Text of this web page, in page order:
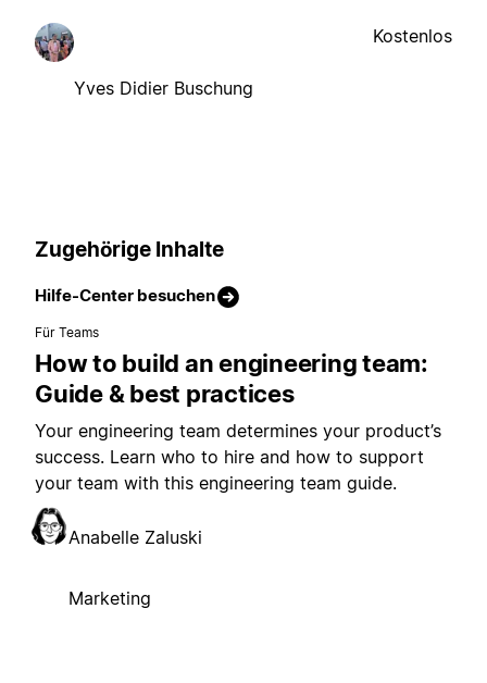
Yves Didier Buschung
Kostenlos
Zugehörige Inhalte
Hilfe-Center besuchen
Für Teams
How to build an engineering team:
Guide & best practices
Your engineering team determines your product’s
success. Learn who to hire and how to support
your team with this engineering team guide.
Anabelle Zaluski
Marketing